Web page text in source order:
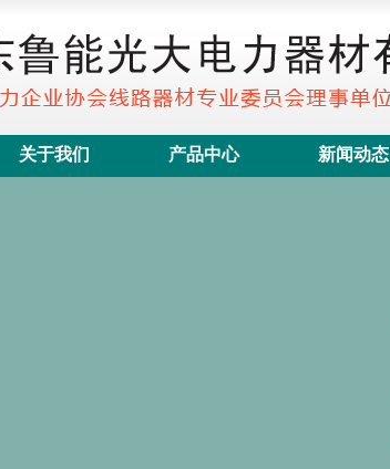
关于我们 产品中心 新闻动态